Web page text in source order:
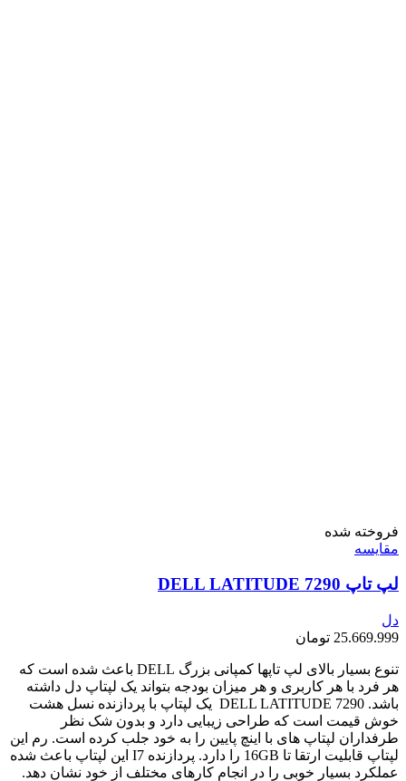
فروخته شده
مقايسه
لپ تاپ DELL LATITUDE 7290
دل
25.669.999 تومان
تنوع بسیار بالای لپ تاپها کمپانی بزرگ DELL باعث شده است که
هر فرد با هر کاربری و هر میزان بودجه بتواند یک لپتاپ دل داشته
باشد. DELL LATITUDE 7290 یک لپتاپ با پردازنده نسل هشت
خوش قیمت است که طراحی زیبایی دارد و بدون شک نظر
طرفداران لپتاپ های با اینچ پایین را به خود جلب کرده است. رم این
لپتاپ قابلیت ارتقا تا 16GB را دارد. پردازنده I7 این لپتاپ باعث شده
عملکرد بسیار خوبی را در انجام کارهای مختلف از خود نشان دهد.